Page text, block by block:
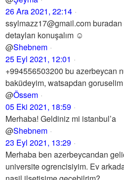
26 Ara 2021, 22:14
ssylmazz17@gmail.com buradan
detayları konuşalım ☺️
@Shebnem
25 Eyl 2021, 12:01
+994556503200 bu azerbeycan
baküdeyim, watsapdan
@Össem
05 Eki 2021, 18:59
Merhaba! Geldiniz mi istanbul’a
@Shebnem
23 Eyl 2021, 13:29
Merhaba ben azerbeycandan
universite ogrencisiyim. Ev